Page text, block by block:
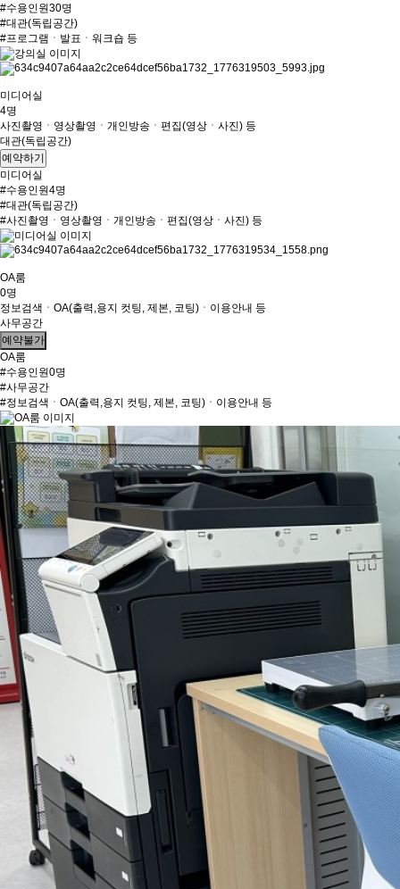
#수용인원30명
#대관(독립공간)
#프로그램ㆍ발표ㆍ워크숍 등
미디어실
4명
사진촬영ㆍ영상촬영ㆍ개인방송ㆍ편집(영상ㆍ사진) 등
대관(독립공간)
예약하기
미디어실
#수용인원4명
#대관(독립공간)
#사진촬영ㆍ영상촬영ㆍ개인방송ㆍ편집(영상ㆍ사진) 등
OA룸
0명
정보검색ㆍOA(출력,용지 컷팅, 제본, 코팅)ㆍ이용안내 등
사무공간
예약불가
OA룸
#수용인원0명
#사무공간
#정보검색ㆍOA(출력,용지 컷팅, 제본, 코팅)ㆍ이용안내 등